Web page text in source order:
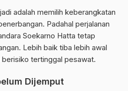
adalah memilih keberangkatan
Padahal perjalanan
Soekarno Hatta tetap
Lebih baik tiba lebih awal
tertinggal pesawat.
Dijemput